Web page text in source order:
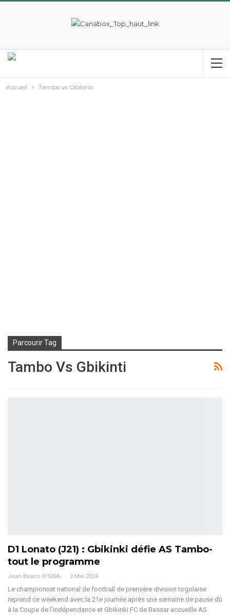
Accueil Tambo vs Gbikinti
Parcourir Tag
Tambo Vs Gbikinti
D1 Lonato (J21) : Gbikinki défie AS Tambo-
tout le programme
Jean Bosco N'GNAMA 2 Mai 2024
Le championnat national de football de première division togolaise
reprend ce weekend avec la 21e journée après une semaine de pause dû
à la Coupe de l'indépendance et Gbikinki FC de Bassar accueille AS